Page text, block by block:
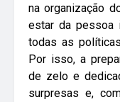
na organização
estar da pessoa
todas as
Por isso, a
de zelo e
surpresas e,